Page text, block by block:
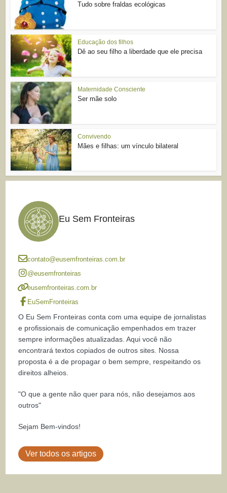
Tudo sobre fraldas ecológicas
Educação dos filhos
Dê ao seu filho a liberdade que ele precisa
Maternidade Consciente
Ser mãe solo
Convivendo
Mães e filhas: um vínculo bilateral
Eu Sem Fronteiras
contato@eusemfronteiras.com.br
@eusemfronteiras
eusemfronteiras.com.br
EuSemFronteiras
O Eu Sem Fronteiras conta com uma equipe de jornalistas
e profissionais de comunicação empenhados em trazer
sempre informações atualizadas. Aqui você não
encontrará textos copiados de outros sites. Nossa
proposta é a de propagar o bem sempre, respeitando os
direitos alheios.
"O que a gente não quer para nós, não desejamos aos
outros"
Sejam Bem-vindos!
Ver todos os artigos